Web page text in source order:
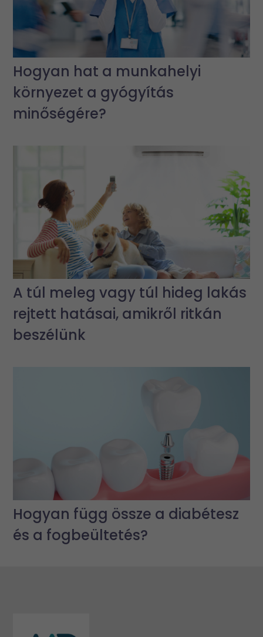
Hogyan hat a munkahelyi
környezet a gyógyítás
minőségére?
A túl meleg vagy túl hideg lakás
rejtett hatásai, amikről ritkán
beszélünk
Hogyan függ össze a diabétesz
és a fogbeültetés?